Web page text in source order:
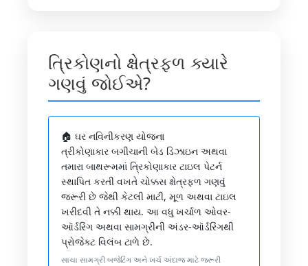
ત્રિકોણનો ક્ષેત્રફળ ક્યારે
ગણવું જોઈએ?
🏠 ઘર નવિનીકરણ યોજના
ત્રીકોણાકાર બગીચાની બેડ ડિઝાઇન અથવા
તમારા બાથરૂમમાં ત્રિકોણાકાર ટાઇલ પેટર્ન
સ્થાપિત કરતી વખતે ચોક્કસ ક્ષેત્રફળ ગણવું
જરૂરી છે જેથી કેટલી માટી, મૂળ અથવા ટાઇલ
ખરીદવી તે નક્કી થાય. આ વધુ ખર્ચાળ ઓવર-
ઑર્ડરિંગ અથવા સામગ્રીની અંડર-ઑર્ડરિંગથી
પ્રોજેક્ટ વિલંબ ટાળે છે.
સાચા સામગ્રી બજેટિંગ અને ખર્ચ અંદાજ માટે જરૂરી